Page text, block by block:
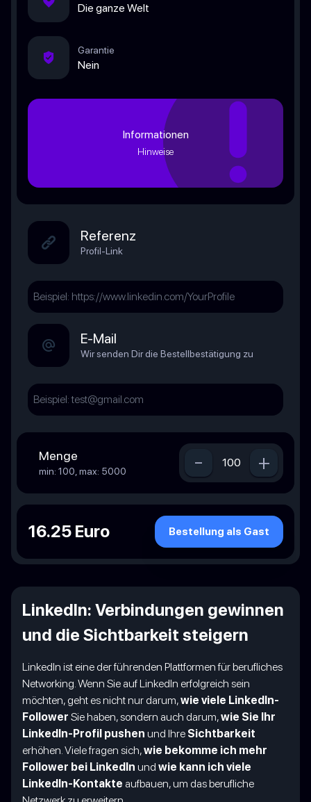
Die ganze Welt
Garantie
Nein
Informationen
Hinweise
Referenz
Profil-Link
E-Mail
Wir senden Dir die Bestellbestätigung zu
Menge
min: 100, max: 5000 - +
16.25 Euro Bestellung als Gast
LinkedIn: Verbindungen gewinnen
und die Sichtbarkeit steigern
LinkedIn ist eine der führenden Plattformen für berufliches
Networking. Wenn Sie auf LinkedIn erfolgreich sein
möchten, geht es nicht nur darum,wie viele LinkedIn-
Follower Sie haben, sondern auch darum,wie Sie Ihr
LinkedIn-Profil pushen und Ihre Sichtbarkeit
erhöhen. Viele fragen sich,wie bekomme ich mehr
Follower bei LinkedIn und wie kann ich viele
LinkedIn-Kontakte aufbauen, um das berufliche